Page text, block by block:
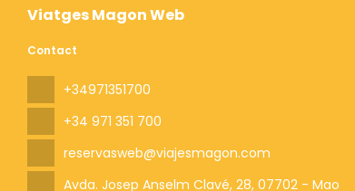
Viatges Magon Web
Contact
+34971351700
+34 971 351 700
reservasweb@viajesmagon.com
Avda. Josep Anselm Clavé, 28, 07702 - Mao